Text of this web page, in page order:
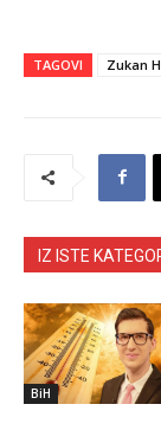
TAGOVI Zukan
IZ ISTE
BiH